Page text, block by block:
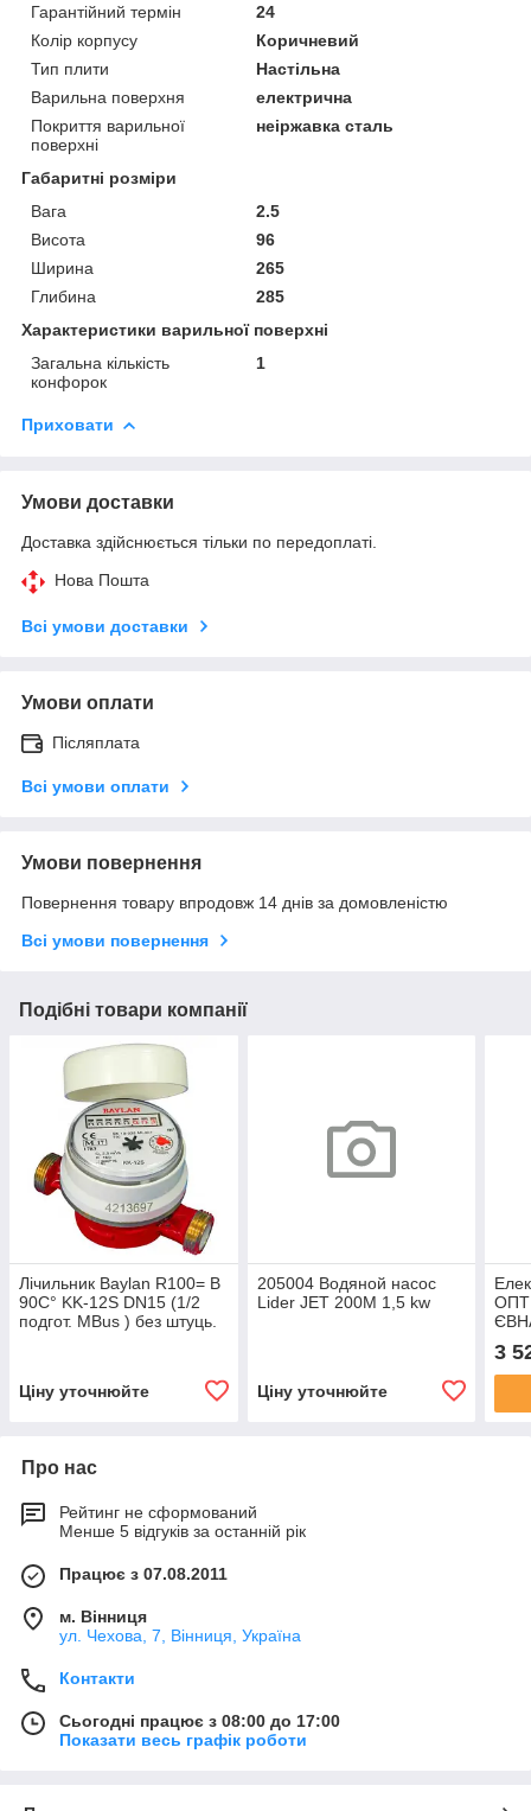
Гарантійний термін
24
Колір корпусу
Коричневий
Тип плити
Настільна
Варильна поверхня
електрична
Покриття варильної
поверхні
неіржавка сталь
Габаритні розміри
Вага
2.5
Висота
96
Ширина
265
Глибина
285
Характеристики варильної поверхні
Загальна кількість
конфорок
1
Приховати
Умови доставки
Доставка здійснюється тільки по передоплаті.
Нова Пошта
Всі умови доставки
Умови оплати
Післяплата
Всі умови оплати
Умови повернення
Повернення товару впродовж 14 днів за домовленістю
Всі умови повернення
Подібні товари компанії
Лічильник Baylan R100= В
90С° KK-12S DN15 (1/2
подгот. MBus ) без штуць.
Ціну уточнюйте
205004 Водяной насос
Lider JET 200М 1,5 kw
Ціну уточнюйте
3
Про нас
Рейтинг не сформований
Менше 5 відгуків за останній рік
Працює з 07.08.2011
м. Вінниця
ул. Чехова, 7, Вінниця, Україна
Контакти
Сьогодні працює з 08:00 до 17:00
Показати весь графік роботи